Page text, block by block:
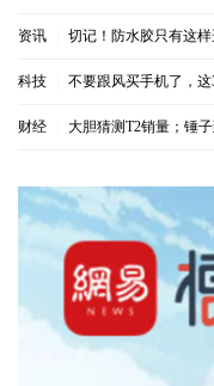
资讯 切记！防水胶只有这
科技 不要跟风买手机了，
财经 大胆猜测T2销量；锤